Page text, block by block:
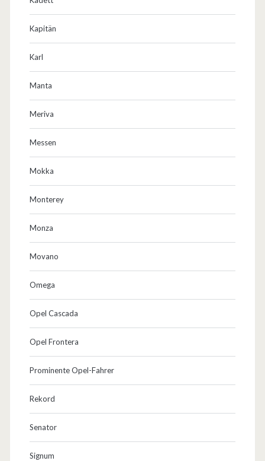
Kapitän
Karl
Manta
Meriva
Messen
Mokka
Monterey
Monza
Movano
Omega
Opel Cascada
Opel Frontera
Prominente Opel-Fahrer
Rekord
Senator
Signum